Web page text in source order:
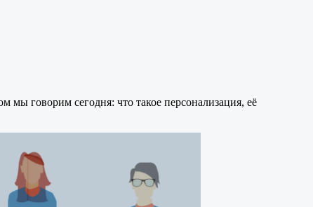
говорим сегодня: что такое персонализация, её